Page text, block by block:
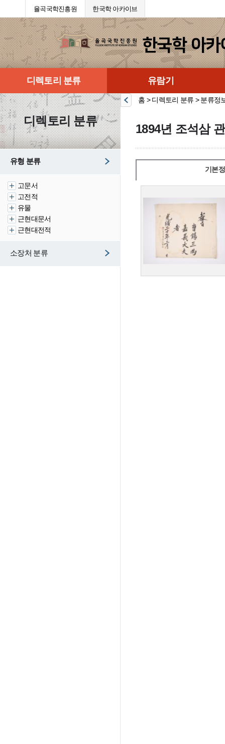
율곡국학진흥원 한국학 아카이브
디렉토리 분류 유람기
디렉토리 분류
유형 분류
고문서
고전적
유물
근현대문서
근현대전적
소장처 분류
홈 > 디렉토리 분류 > 분류정
1894년 조석삼
기본